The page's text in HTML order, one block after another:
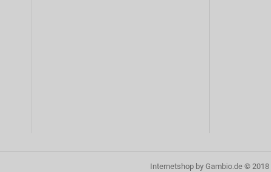
Internetshop by Gambio.de © 2018